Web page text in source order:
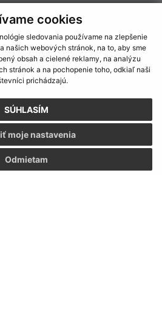
cookies
sledovania používame na zlepšenie
našich webových stránok, na to, aby sme
obsah a cielené reklamy, na analýzu
stránok a na pochopenie toho, odkiaľ naši
prichádzajú.
SÚHLASÍM
Odmietam
moje nastavenia
o stránke:
o prístupnosti
práva
osobných údajov
Navigácia:
aktuálnu stránku